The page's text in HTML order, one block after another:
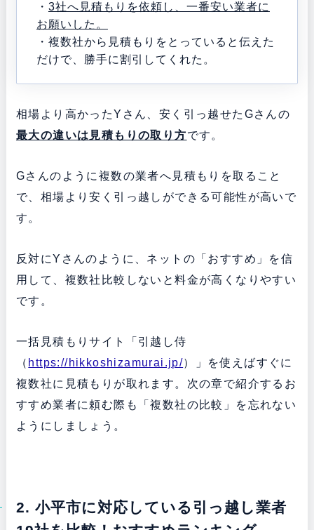
・ 3社へ見積もりを依頼し、一番安い業者に
お願いした。
・複数社から見積もりをとっていると伝えた
だけで、勝手に割引してくれた。
相場より高かったYさん、安く引っ越せたGさんの
最大の違いは見積もりの取り方です。
Gさんのように複数の業者へ見積もりを取ること
で、相場より安く引っ越しができる可能性が高いで
す。
反対にYさんのように、ネットの「おすすめ」を信
用して、複数社比較しないと料金が高くなりやすい
です。
一括見積もりサイト「引越し侍
（ https://hikkoshizamurai.jp/）」を使えばすぐに
複数社に見積もりが取れます。次の章で紹介するお
すすめ業者に頼む際も「複数社の比較」を忘れない
ようにしましょう。
2. 小平市に対応している引っ越し業者